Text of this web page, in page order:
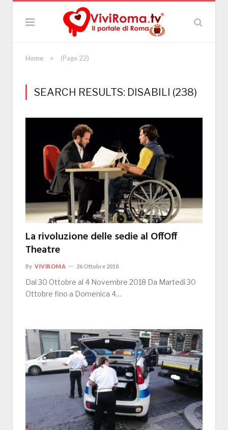
Home » (Page 22)
SEARCH RESULTS: DISABILI (238)
La rivoluzione delle sedie al OffOff
Theatre
By VIVIROMA 26 Ottobre 2018
Dal 30 Ottobre al 4 Novembre 2018 Da Martedì 30
Ottobre fino a Domenica 4…